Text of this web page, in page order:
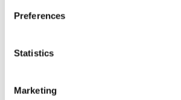
Preferences
Statistics
Marketing
gamma dei prodotti
Sviluppato in molti anni di collaborazione tra i
iper-sportivi
.